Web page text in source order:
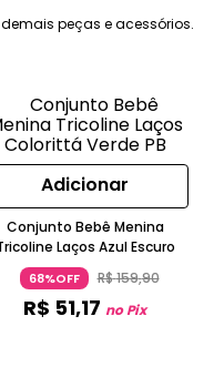
peças e acessórios.
Adicionar
Conjunto Bebê Menina
Laços Azul Escuro
68%OFF R$159,90
R$ 51,17 no Pix